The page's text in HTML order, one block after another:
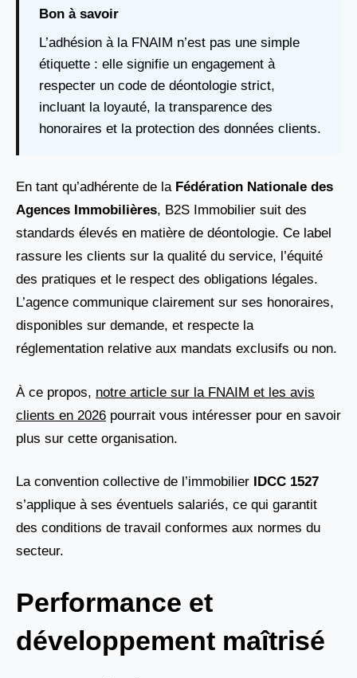
Bon à savoir
L’adhésion à la FNAIM n’est pas une simple
étiquette : elle signifie un engagement à
respecter un code de déontologie strict,
incluant la loyauté, la transparence des
honoraires et la protection des données clients.
En tant qu’adhérente de la Fédération Nationale des
Agences Immobilières, B2S Immobilier suit des
standards élevés en matière de déontologie. Ce label
rassure les clients sur la qualité du service, l’équité
des pratiques et le respect des obligations légales.
L’agence communique clairement sur ses honoraires,
disponibles sur demande, et respecte la
réglementation relative aux mandats exclusifs ou non.
À ce propos, notre article sur la FNAIM et les avis
clients en 2026 pourrait vous intéresser pour en savoir
plus sur cette organisation.
La convention collective de l’immobilier
IDCC 1527
s’applique à ses éventuels salariés, ce qui garantit
des conditions de travail conformes aux normes du
secteur.
Performance et
développement maîtrisé